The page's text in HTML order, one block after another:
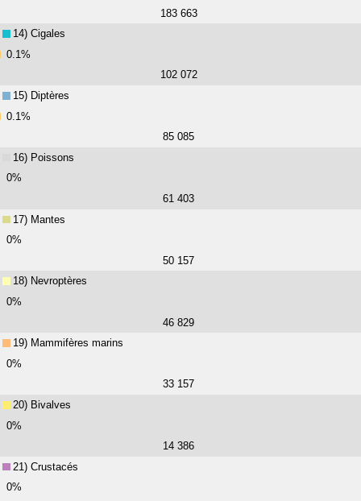
183 663
14) Cigales
0.1%
102 072
15) Diptères
0.1%
85 085
16) Poissons
0%
61 403
17) Mantes
0%
50 157
18) Nevroptères
0%
46 829
19) Mammifères marins
0%
33 157
20) Bivalves
0%
14 386
21) Crustacés
0%